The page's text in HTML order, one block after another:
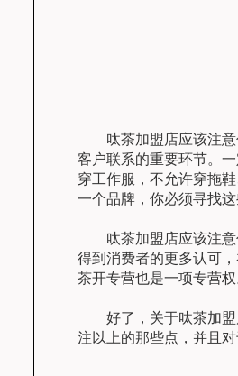
呔茶加盟店应该注意
客户联系的重要环节。
穿工作服，不允许穿拖
一个品牌，你必须寻找这
呔茶加盟店应该注意
得到消费者的更多认可
茶开专营也是一项专营权
好了，关于呔茶加盟
注以上的那些点，并且